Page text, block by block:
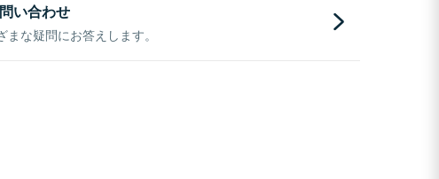
い合わせ
な疑問にお答えします。